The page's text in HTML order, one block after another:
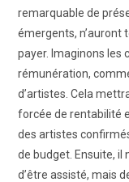
remarquable de
émergents, n’auront
payer. Imaginons les
rémunération,
d’artistes. Cela
forcée de rentabilité
des artistes
de budget. Ensuite, il
d’être assisté, mais